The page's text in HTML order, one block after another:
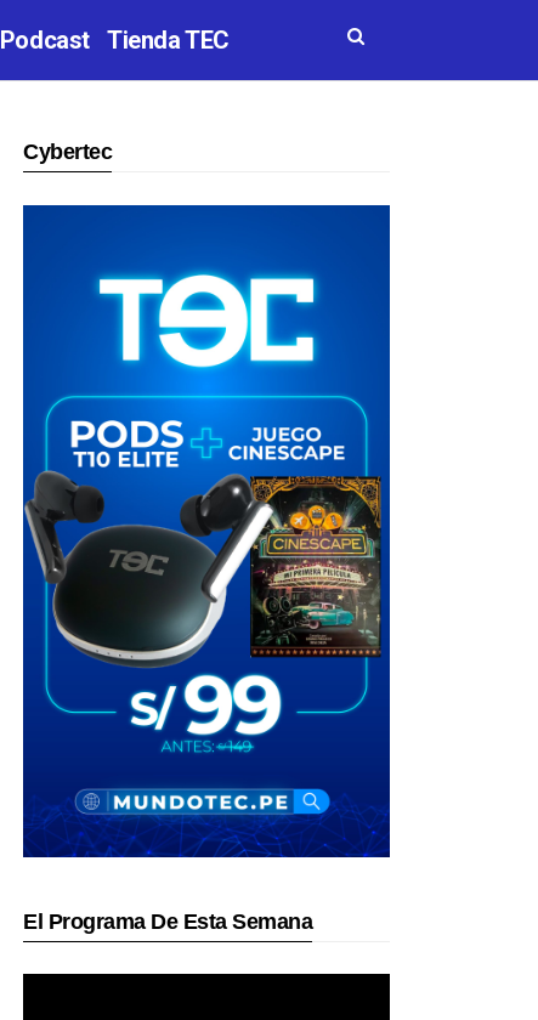
Podcast Tienda TEC
Cybertec
El Programa De Esta Semana